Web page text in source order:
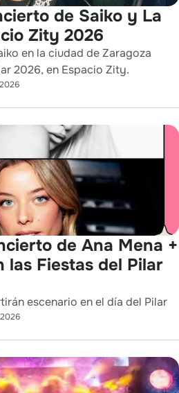
de Saiko y La
Zity 2026
en la ciudad de Zaragoza
2026, en Espacio Zity.
de Ana Mena +
las Fiestas del Pilar
escenario en el día del Pilar